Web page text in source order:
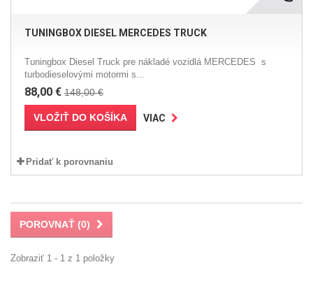
TUNINGBOX DIESEL MERCEDES TRUCK
Tuningbox Diesel Truck pre nákladé vozidlá MERCEDES s
turbodieselovými motormi s...
88,00 € 148,00 €
VLOŽIŤ DO KOŠÍKA VIAC
Pridať k porovnaniu
POROVNAŤ (0)
Zobraziť 1 - 1 z 1 položky